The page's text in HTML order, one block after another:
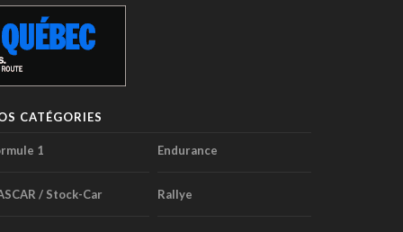
CATÉGORIES
1 Endurance
/ Stock-Car Rallye